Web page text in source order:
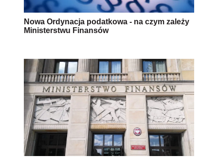
Nowa Ordynacja podatkowa - na czym zależy
Ministerstwu Finansów